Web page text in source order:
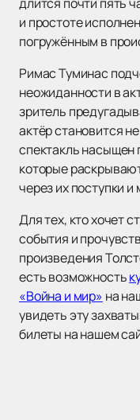
длится почти пять
и простоте
погружённым в
Римас Туминас
неожиданности в
зритель
актёр становится
спектакль насыщен
которые
через их поступки и
Для тех, кто хочет
события и
произведения
есть возможность
«Война и мир» на
увидеть эту
билеты на нашем